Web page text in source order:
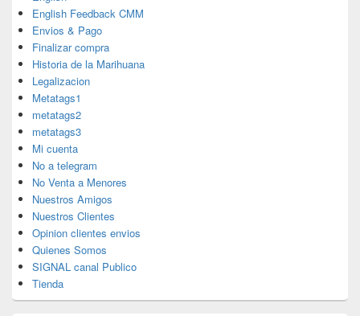
English Feedback CMM
Envios & Pago
Finalizar compra
Historia de la Marihuana
Legalizacion
Metatags1
metatags2
metatags3
Mi cuenta
No a telegram
No Venta a Menores
Nuestros Amigos
Nuestros Clientes
Opinion clientes envios
Quienes Somos
SIGNAL canal Publico
Tienda